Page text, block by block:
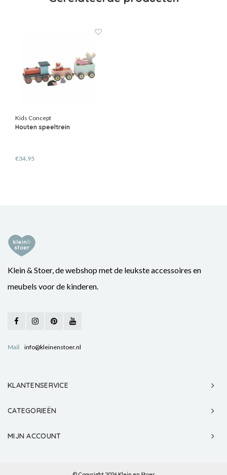
Kids Concept
Houten speeltrein
€34,95
Klein & Stoer, de webshop met de leukste accessoires en
meubels voor de kinderen.
Mail info@kleinenstoer.nl
KLANTENSERVICE
CATEGORIEËN
MIJN ACCOUNT